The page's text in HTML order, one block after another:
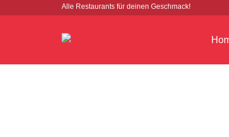
Alle Restaurants für deinen Geschmack!